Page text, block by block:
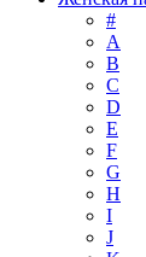
#
А
B
C
D
E
F
G
H
I
J